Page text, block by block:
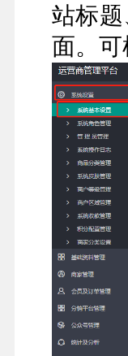
站标
面。